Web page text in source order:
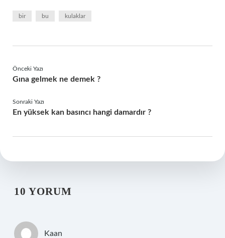
bir bu kulaklar
Önceki Yazı
Gına gelmek ne demek ?
Sonraki Yazı
En yüksek kan basıncı hangi damardır ?
10 YORUM
Kaan